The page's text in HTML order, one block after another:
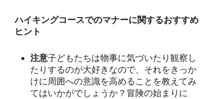
ハイキングコースでのマナーに関するおすすめ
ヒント
注意子どもたちは物事に気づいたり観察し
たりするのが大好きなので、それをきっか
けに周囲への意識を高めることを教えてみ
てはいかがでしょうか？冒険の始まりに